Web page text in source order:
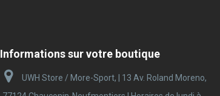
Informations sur votre boutique
UWH Store / More-Sport, | 13 Av. Roland Moreno,